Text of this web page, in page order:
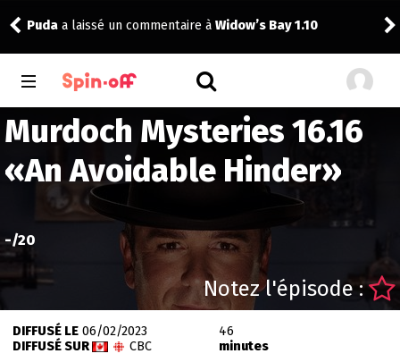
Puda a laissé un commentaire à Widow’s Bay 1.10
Murdoch Mysteries 16.16
«An Avoidable Hinder»
-/20
Notez l'épisode :
DIFFUSÉ LE06/02/2023
DIFFUSÉ SUR
CBC
46
minutes